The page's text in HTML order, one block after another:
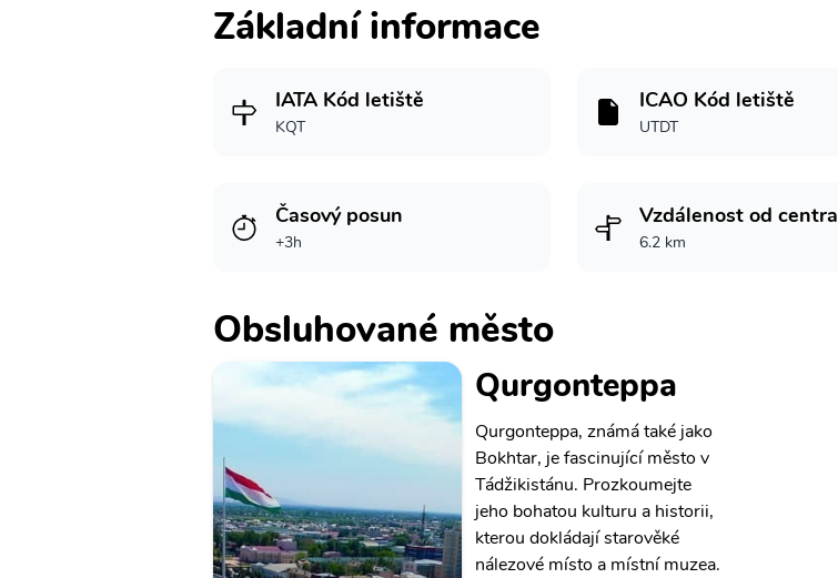
Základní informace
IATA Kód letiště
KQT
ICAO Kód letiště
UTDT
Časový posun
+3h
Vzdálenost od centra
6.2 km
Obsluhované město
Qurgonteppa
Qurgonteppa, známá také jako
Bokhtar, je fascinující město v
Tádžikistánu. Prozkoumejte
jeho bohatou kulturu a historii,
kterou dokládají starověké
nálezové místo a místní muzea.